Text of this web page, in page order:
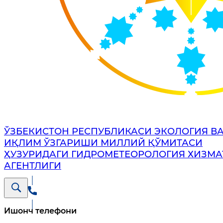
ЎЗБЕКИСТОН РЕСПУБЛИКАСИ ЭКОЛОГИЯ
ИҚЛИМ ЎЗГАРИШИ МИЛЛИЙ ҚЎМИТАСИ
ҲУЗУРИДАГИ ГИДРОМЕТЕОРОЛОГИЯ
АГЕНТЛИГИ
Ишонч телефони